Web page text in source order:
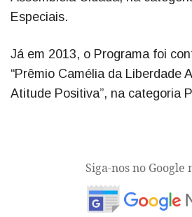
Especiais.
Já em 2013, o Programa foi
“Prêmio Camélia da Liberdade
Atitude Positiva”, na categoria
Siga-nos no Google